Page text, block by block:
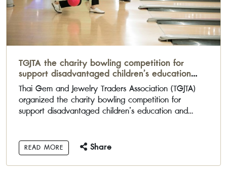
TGJTA the charity bowling competition for
support disadvantaged children’s education
and public interest
Thai Gem and Jewelry Traders Association (TGJTA)
organized the charity bowling competition for
support disadvantaged children’s education and
READ MORE Share